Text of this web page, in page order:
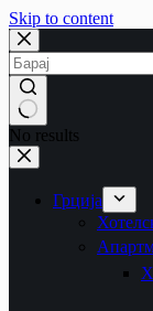
Skip to content
No results
Грција